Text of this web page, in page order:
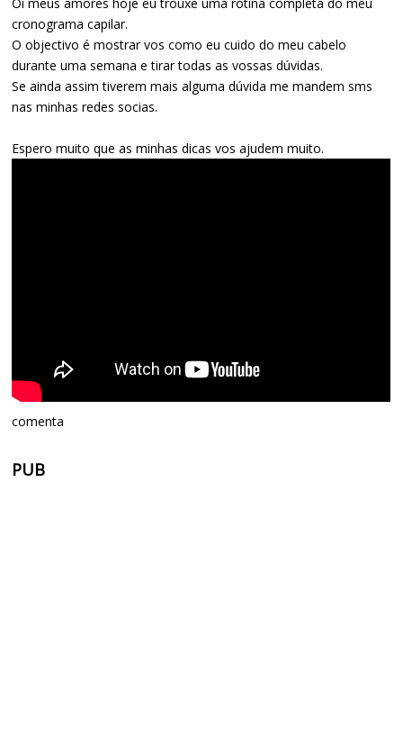
Oi meus amores hoje eu trouxe uma rotina completa do meu
cronograma capilar.
O objectivo é mostrar vos como eu cuido do meu cabelo
durante uma semana e tirar todas as vossas dúvidas.
Se ainda assim tiverem mais alguma dúvida me mandem sms
nas minhas redes socias.
Espero muito que as minhas dicas vos ajudem muito.
comenta
PUB